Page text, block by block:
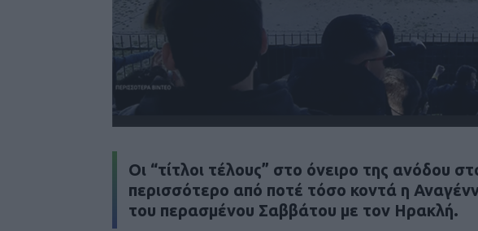
Οι “τίτλοι τέλους” στο όνειρο της ανόδου
περισσότερο από ποτέ τόσο κοντά η
του περασμένου Σαββάτου με τον Ηρακλή.